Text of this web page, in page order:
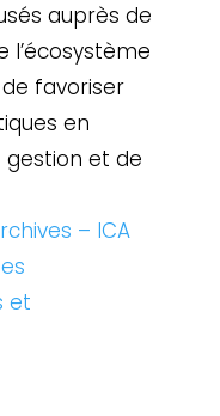
auprès de
l’écosystème
favoriser
en
et de
– ICA
et